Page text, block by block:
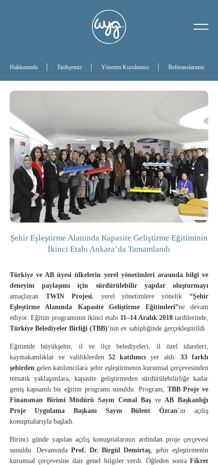
Hakkımızda Tarihçemiz Yönetim Kurulumuz Referanslarımız
Şehir Eşleştirme Alanında Kapasite Geliştirme Eğitiminin
İkinci Etabı Ankara’da Tamamlandı
Türkiye ve AB üyesi ülkelerin yerel yönetimleri arasında bilgi ve
deneyim paylaşımı için sürdürülebilir yapılar oluşturmayı
amaçlayan TWIN Projesi , yerel yönetimlere yönelik“Şehir
Eşleştirme Alanında Kapasite Geliştirme Eğitimleri”ne devam
ediyor. Eğitim programının ikinci etabı 11–14 Aralık 2018 tarihlerinde,
Türkiye Belediyeler Birliği (TBB)’nin ev sahipliğinde gerçekleştirildi.
Eğitimde büyükşehir, il ve ilçe belediyeleri, il özel idareleri,
kaymakamlıklar ve valiliklerden 52 katılımcı yer aldı. 33 farklı
şehirden gelen katılımcılara şehir eşleştirmenin kurumsal çerçevesinden
tematik yaklaşımlara, kapasite geliştirmeden sürdürülebilirliğe kadar
geniş kapsamlı bir eğitim programı sunuldu. Program, TBB Proje ve
Finansman Birimi Müdürü Sayın Cemal Baş ve AB Başkanlığı
Proje Uygulama Başkanı Sayın Bülent Özcan’ın açılış
konuşmalarıyla başladı.
Birinci günde yapılan açılış konuşmalarının ardından proje çerçevesi
sunuldu. Devamında Prof. Dr. Birgül Demirtaş , şehir eşleştirmenin
kurumsal çerçevesine dair genel bilgiler verdi. Öğleden sonra Fikret
Referanslarımız